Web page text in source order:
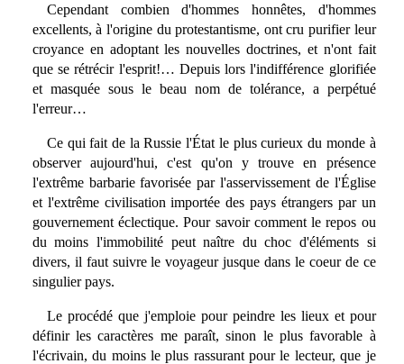
Cependant combien d'hommes honnêtes, d'hommes
excellents, à l'origine du protestantisme, ont cru purifier leur
croyance en adoptant les nouvelles doctrines, et n'ont fait
que se rétrécir l'esprit!… Depuis lors l'indifférence glorifiée
et masquée sous le beau nom de tolérance, a perpétué
l'erreur…
Ce qui fait de la Russie l'État le plus curieux du monde à
observer aujourd'hui, c'est qu'on y trouve en présence
l'extrême barbarie favorisée par l'asservissement de l'Église
et l'extrême civilisation importée des pays étrangers par un
gouvernement éclectique. Pour savoir comment le repos ou
du moins l'immobilité peut naître du choc d'éléments si
divers, il faut suivre le voyageur jusque dans le coeur de ce
singulier pays.
Le procédé que j'emploie pour peindre les lieux et pour
définir les caractères me paraît, sinon le plus favorable à
l'écrivain, du moins le plus rassurant pour le lecteur, que je